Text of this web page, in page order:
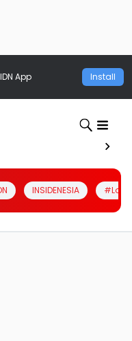
App Install
INSIDENESIA